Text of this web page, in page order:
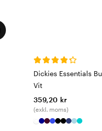
Dickies Essentials
Vit
359,20 kr
(exkl. moms)